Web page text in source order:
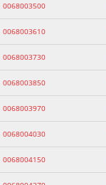
0068003500
0068003610
0068003730
0068003850
0068003970
0068004030
0068004150